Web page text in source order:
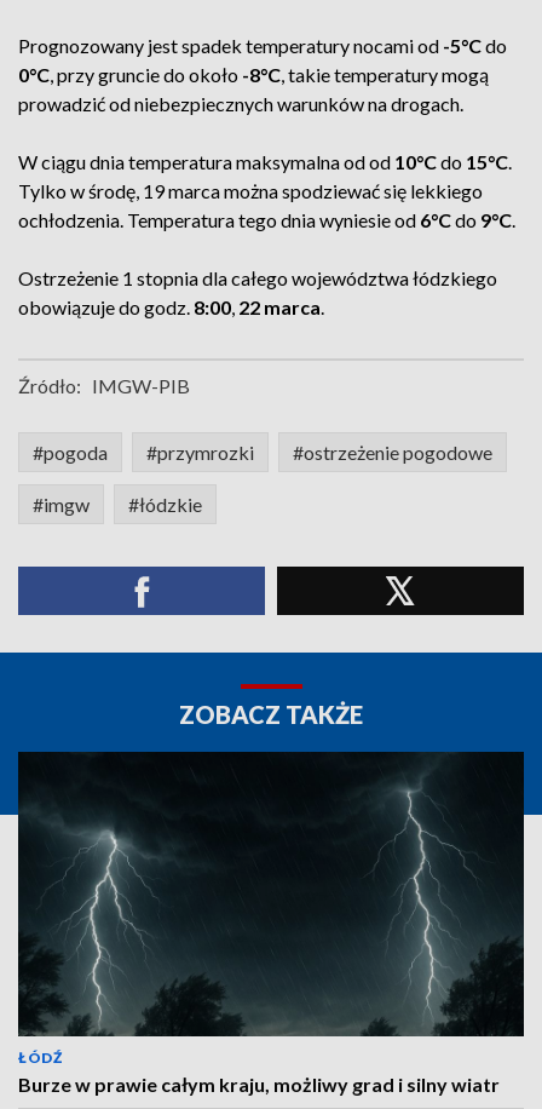
Prognozowany jest spadek temperatury nocami od -5°Cdo
0°C, przy gruncie do około -8°C, takie temperatury mogą
prowadzić od niebezpiecznych warunków na drogach.
W ciągu dnia temperatura maksymalna od od 10°Cdo 15°C.
Tylko w środę, 19 marca można spodziewać się lekkiego
ochłodzenia. Temperatura tego dnia wyniesie od 6°Cdo 9°C.
Ostrzeżenie 1 stopnia dla całego województwa łódzkiego
obowiązuje do godz. 8:00, 22 marca.
Źródło: IMGW-PIB
#pogoda #przymrozki #ostrzeżenie pogodowe
#imgw #łódzkie
ZOBACZ TAKŻE
ŁÓDŹ
Burze w prawie całym kraju, możliwy grad i silny wiatr